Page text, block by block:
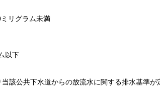
リグラム未満
以下
該公共下水道からの放流水に関する排水基準が